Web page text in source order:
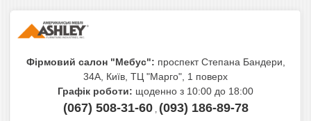
Фірмовий салон "Мебус": проспект Степана Бандери,
34А, Київ, ТЦ "Марго", 1 поверх
Графік роботи: щоденно з 10:00 до 18:00
(067) 508-31-60, (093) 186-89-78